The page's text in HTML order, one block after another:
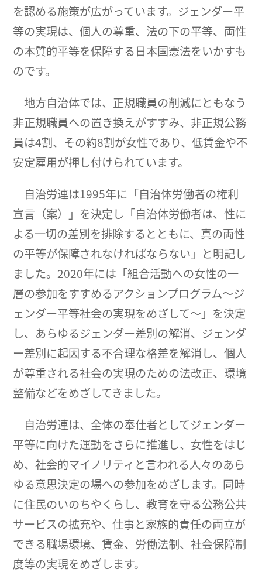
を認める施策が広がっています。ジェンダー平
等の実現は、個人の尊重、法の下の平等、両性
の本質的平等を保障する日本国憲法をいかすも
のです。
地方自治体では、正規職員の削減にともなう
非正規職員への置き換えがすすみ、非正規公務
員は4割、その約8割が女性であり、低賃金や不
安定雇用が押し付けられています。
自治労連は1995年に「自治体労働者の権利
宣言（案）」を決定し「自治体労働者は、性に
よる一切の差別を排除するとともに、真の両性
の平等が保障されなければならない」と明記し
ました。2020年には「組合活動への女性の一
層の参加をすすめるアクションプログラム～ジ
ェンダー平等社会の実現をめざして～」を決定
し、あらゆるジェンダー差別の解消、ジェンダ
ー差別に起因する不合理な格差を解消し、個人
が尊重される社会の実現のための法改正、環境
整備などをめざしてきました。
自治労連は、全体の奉仕者としてジェンダー
平等に向けた運動をさらに推進し、女性をはじ
め、社会的マイノリティと言われる人々のあら
ゆる意思決定の場への参加をめざします。同時
に住民のいのちやくらし、教育を守る公務公共
サービスの拡充や、仕事と家族的責任の両立が
できる職場環境、賃金、労働法制、社会保障制
度等の実現をめざします。